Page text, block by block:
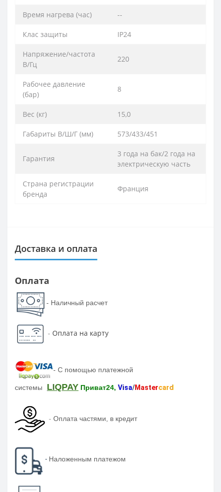
Время нагрева (час) --
Клас защиты IP24
Напряжение/частота
В/Гц
220
Рабочее давление
(бар)
8
Вес (кг) 15,0
Габариты В/Ш/Г (мм) 573/433/451
Гарантия
3 года на бак/2 года на
электрическую часть
Страна регистрации
бренда
Франция
Доставка и оплата
Оплата
- Наличный расчет
- Оплата на карту
- С помощью платежной
системы LIQPAY Приват24, Visa/Mastercard
- Оплата частями, в кредит
- Наложенным платежом